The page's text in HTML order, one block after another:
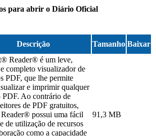
para abrir o Diário Oficial
Descrição Tamanho Baixar
Reader® é um leve,
completo visualizador de
PDF, que lhe permite
e imprimir qualquer
PDF. Ao contrário de
de PDF gratuitos,
possui uma fácil
de utilização de recursos
como a capacidade
91,3 MB